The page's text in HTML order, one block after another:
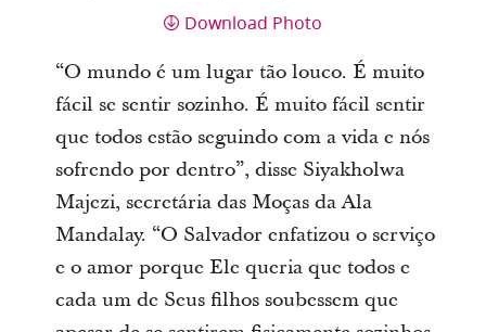
Download Photo
“O mundo é um lugar tão louco. É muito
fácil se sentir sozinho. É muito fácil sentir
que todos estão seguindo com a vida e nós
sofrendo por dentro”, disse Siyakholwa
Majezi, secretária das Moças da Ala
Mandalay. “O Salvador enfatizou o serviço
e o amor porque Ele queria que todos e
cada um de Seus filhos soubessem que